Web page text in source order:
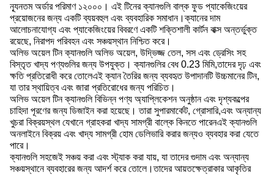
ন্যূনতম অর্ডার পরিমাণ ১২০০০। এই টিনের ক্যানগুলি বাল্ক ফুড প্যাকেজিংয়ের
প্রয়োজনের জন্য একটি ব্যয়বহুল এবং ব্যবহারিক সমাধান।ক্যানের দাম
আলোচনাযোগ্য এবং প্যাকেজিংয়ের বিবরণে একটি শক্তিশালী কার্টন বাক্স অন্তর্ভুক্ত
রয়েছে, নিরাপদ পরিবহন এবং সঞ্চয়স্থান নিশ্চিত করে।
অলিভ অয়েল টিন ক্যানগুলি অলিভ অয়েল, উদ্ভিজ্জ তেল, সস এবং ড্রেসিং সহ
বিস্তৃত খাদ্য পণ্যগুলির জন্য উপযুক্ত। ক্যানগুলির বেধ 0.23 মিমি,তাদের দৃঢ় এবং
ক্ষতি প্রতিরোধী করে তোলেএই ক্যান তৈরির জন্য ব্যবহৃত উপাদানটি উচ্চমানের টিন,
যা তার স্থায়িত্ব এবং জারা প্রতিরোধের জন্য পরিচিত।
অলিভ অয়েল টিন ক্যানগুলি বিভিন্ন পণ্য অ্যাপ্লিকেশন অনুষ্ঠান এবং দৃশ্যকল্পের
চাহিদা পূরণের জন্য ডিজাইন করা হয়েছে। তারা সুপারমার্কেট, গ্রোসারি,এবং অন্যান্য
খুচরা বিক্রয়স্থল যেখানে গ্রাহকরা খাদ্য সামগ্রী বাল্কে কিনতে পারেনএই ক্যানগুলি
অনলাইনে বিক্রয় এবং খাদ্য সামগ্রী হোম ডেলিভারি করার জন্যও ব্যবহার করা যেতে
পারে।
ক্যানগুলি সহজেই সঞ্চয় করা এবং স্ট্যাক করা যায়, যা তাদের গুদাম এবং অন্যান্য
সঞ্চয়স্থানে ব্যবহারের জন্য আদর্শ করে তোলে।তাদের আয়তক্ষেত্রাকার আকৃতির